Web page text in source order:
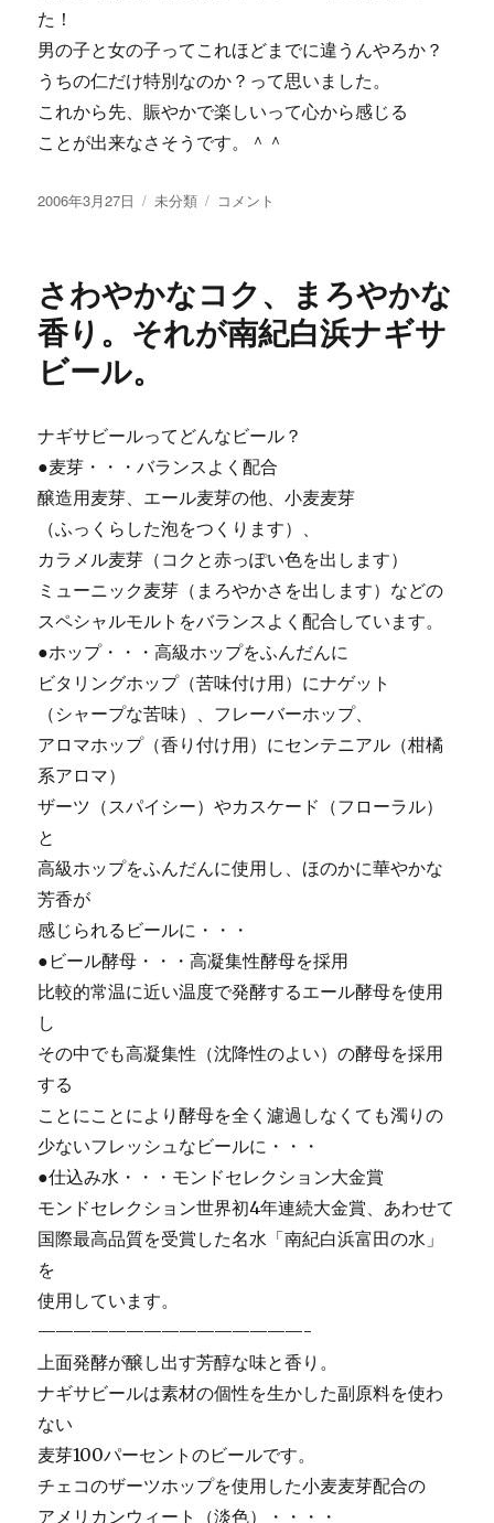
た！
男の子と女の子ってこれほどまでに違うんやろか？
うちの仁だけ特別なのか？って思いました。
これから先、賑やかで楽しいって心から感じる
ことが出来なさそうです。＾＾
投
2006年3月27日
カ
ー
未分類
仁
ワ
ー
全
コメント
さわやかなコク、まろやかな
香り。それが南紀白浜ナギサ
ビール。
ナギサビールってどんなビール？
●麦芽・・・バランスよく配合
醸造用麦芽、エール麦芽の他、小麦麦芽
（ふっくらした泡をつくります）、
カラメル麦芽（コクと赤っぽい色を出します）
ミューニック麦芽（まろやかさを出します）などの
スペシャルモルトをバランスよく配合しています。
●ホップ・・・高級ホップをふんだんに
ビタリングホップ（苦味付け用）にナゲット
（シャープな苦味）、フレーバーホップ、
アロマホップ（香り付け用）にセンテニアル（柑橘
系アロマ）
ザーツ（スパイシー）やカスケード（フローラル）
と
高級ホップをふんだんに使用し、ほのかに華やかな
芳香が
感じられるビールに・・・
●ビール酵母・・・高凝集性酵母を採用
比較的常温に近い温度で発酵するエール酵母を使用
し
その中でも高凝集性（沈降性のよい）の酵母を採用
する
ことにことにより酵母を全く濾過しなくても濁りの
少ないフレッシュなビールに・・・
●仕込み水・・・モンドセレクション大金賞
モンドセレクション世界初4年連続大金賞、あわせて
国際最高品質を受賞した名水「南紀白浜富田の水」
を
使用しています。
———————————————-
上面発酵が醸し出す芳醇な味と香り。
ナギサビールは素材の個性を生かした副原料を使わ
ない
麦芽100パーセントのビールです。
チェコのザーツホップを使用した小麦麦芽配合の
アメリカンウィート（淡色）・・・・